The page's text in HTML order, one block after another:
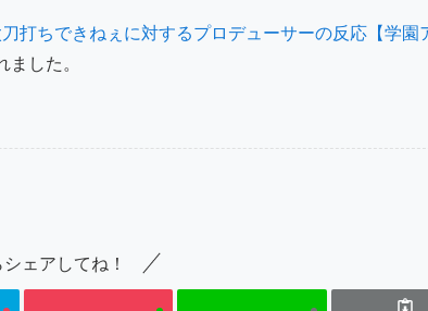
打ちできねぇに対するプロデューサーの反応【学園
した。
ェアしてね！